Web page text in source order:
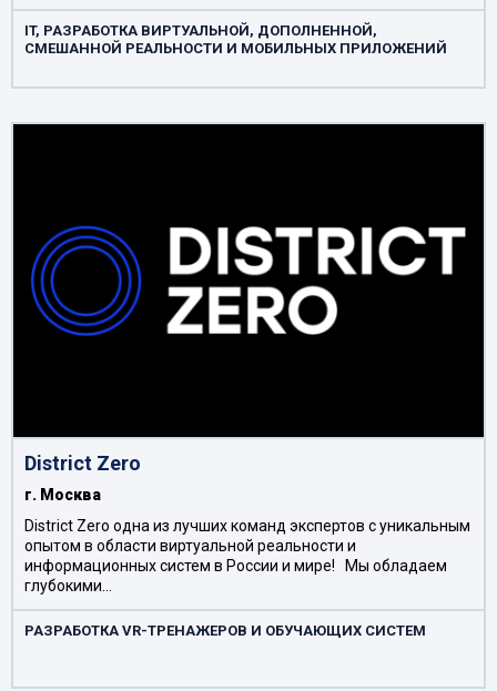
IT, РАЗРАБОТКА ВИРТУАЛЬНОЙ, ДОПОЛНЕННОЙ,
СМЕШАННОЙ РЕАЛЬНОСТИ И МОБИЛЬНЫХ ПРИЛОЖЕНИЙ
District Zero
г. Москва
District Zero одна из лучших команд экспертов с уникальным
опытом в области виртуальной реальности и
информационных систем в России и мире! Мы обладаем
глубокими…
РАЗРАБОТКА VR-ТРЕНАЖЕРОВ И ОБУЧАЮЩИХ СИСТЕМ